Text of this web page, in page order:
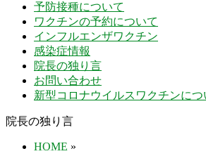
予防接種について
ワクチンの予約について
インフルエンザワクチン
感染症情報
院長の独り言
お問い合わせ
新型コロナウイルスワクチンにつ
院長の独り言
HOME »